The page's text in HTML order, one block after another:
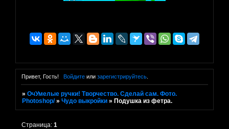
Привет, Гость! Войдитеили зарегистрируйтесь.
»ОчУмелые ручки! Творчество. Сделай сам. Фото.
Photoshop/ »Чудо выкройки » Подушка из фетра.
Страница:1